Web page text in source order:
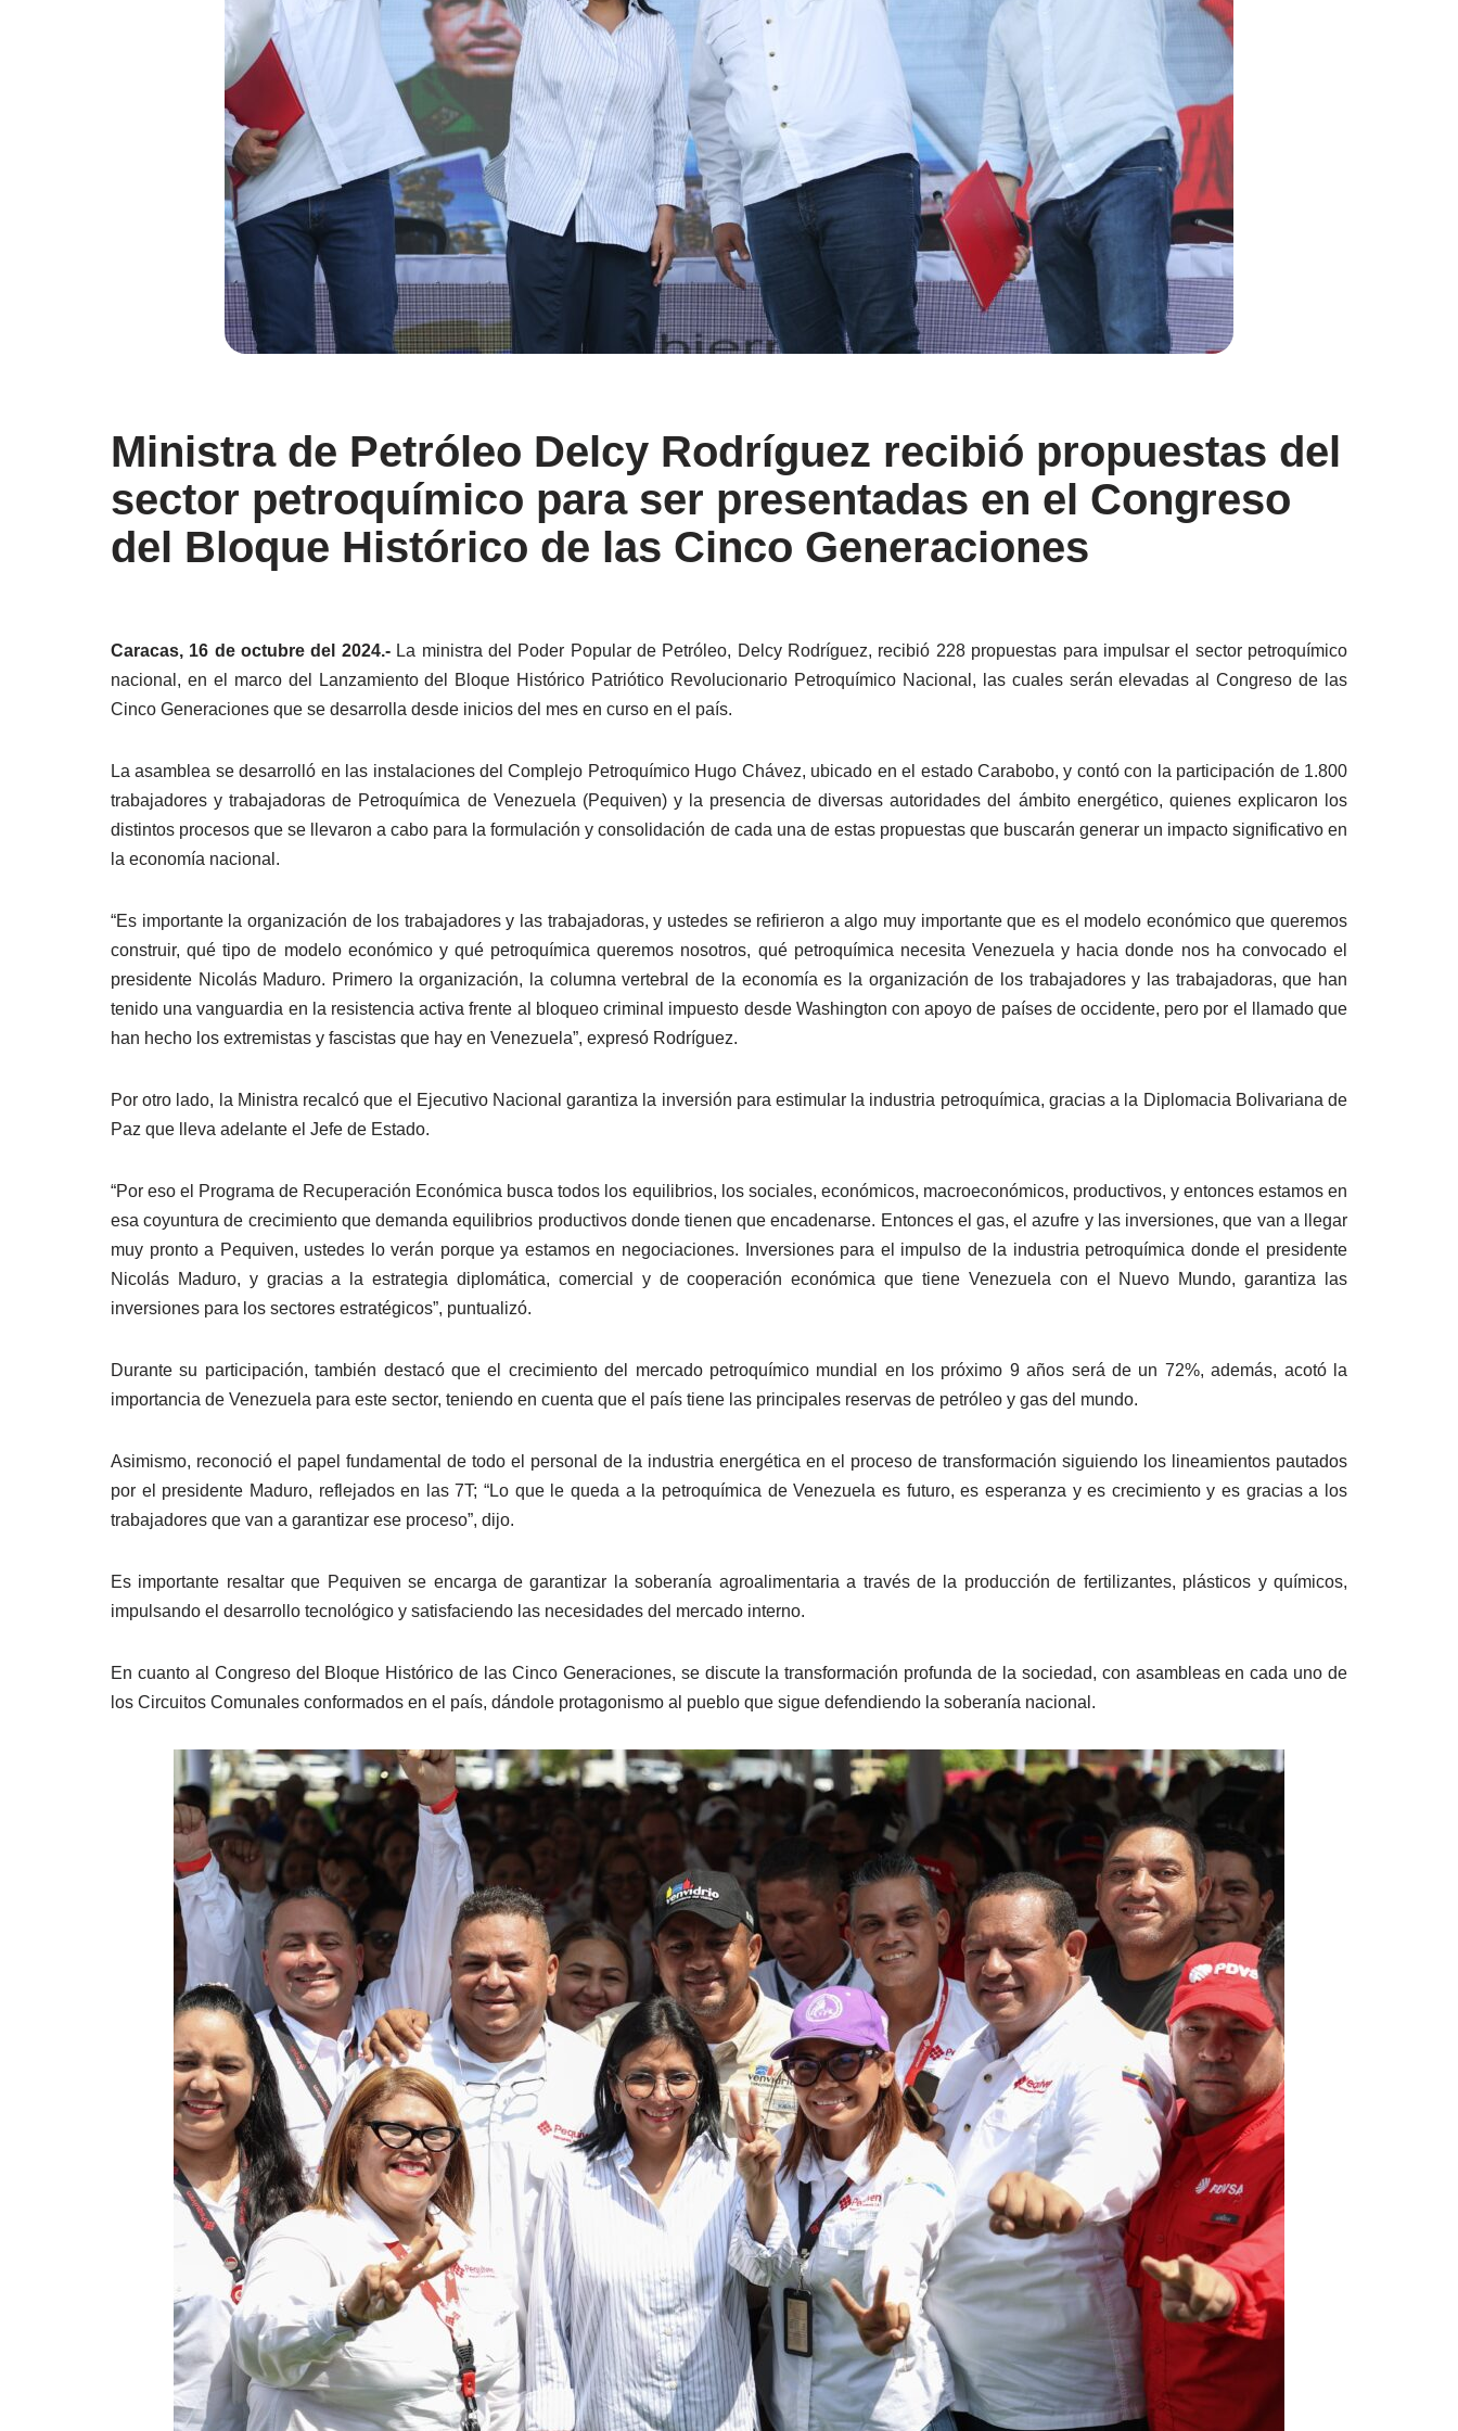
Ministra de Petróleo Delcy Rodríguez recibió propuestas del
sector petroquímico para ser presentadas en el Congreso
del Bloque Histórico de las Cinco Generaciones
Caracas, 16 de octubre del 2024.-La ministra del Poder Popular de Petróleo, Delcy Rodríguez, recibió 228 propuestas para impulsar el sector petroquímico
nacional, en el marco del Lanzamiento del Bloque Histórico Patriótico Revolucionario Petroquímico Nacional, las cuales serán elevadas al Congreso de las
Cinco Generaciones que se desarrolla desde inicios del mes en curso en el país.
La asamblea se desarrolló en las instalaciones del Complejo Petroquímico Hugo Chávez, ubicado en el estado Carabobo, y contó con la participación de 1.800
trabajadores y trabajadoras de Petroquímica de Venezuela (Pequiven) y la presencia de diversas autoridades del ámbito energético, quienes explicaron los
distintos procesos que se llevaron a cabo para la formulación y consolidación de cada una de estas propuestas que buscarán generar un impacto significativo en
la economía nacional.
“Es importante la organización de los trabajadores y las trabajadoras, y ustedes se refirieron a algo muy importante que es el modelo económico que queremos
construir, qué tipo de modelo económico y qué petroquímica queremos nosotros, qué petroquímica necesita Venezuela y hacia donde nos ha convocado el
presidente Nicolás Maduro. Primero la organización, la columna vertebral de la economía es la organización de los trabajadores y las trabajadoras, que han
tenido una vanguardia en la resistencia activa frente al bloqueo criminal impuesto desde Washington con apoyo de países de occidente, pero por el llamado que
han hecho los extremistas y fascistas que hay en Venezuela”, expresó Rodríguez.
Por otro lado, la Ministra recalcó que el Ejecutivo Nacional garantiza la inversión para estimular la industria petroquímica, gracias a la Diplomacia Bolivariana de
Paz que lleva adelante el Jefe de Estado.
“Por eso el Programa de Recuperación Económica busca todos los equilibrios, los sociales, económicos, macroeconómicos, productivos, y entonces estamos en
esa coyuntura de crecimiento que demanda equilibrios productivos donde tienen que encadenarse. Entonces el gas, el azufre y las inversiones, que van a llegar
muy pronto a Pequiven, ustedes lo verán porque ya estamos en negociaciones. Inversiones para el impulso de la industria petroquímica donde el presidente
Nicolás Maduro, y gracias a la estrategia diplomática, comercial y de cooperación económica que tiene Venezuela con el Nuevo Mundo, garantiza las
inversiones para los sectores estratégicos”, puntualizó.
Durante su participación, también destacó que el crecimiento del mercado petroquímico mundial en los próximo 9 años será de un 72%, además, acotó la
importancia de Venezuela para este sector, teniendo en cuenta que el país tiene las principales reservas de petróleo y gas del mundo.
Asimismo, reconoció el papel fundamental de todo el personal de la industria energética en el proceso de transformación siguiendo los lineamientos pautados
por el presidente Maduro, reflejados en las 7T; “Lo que le queda a la petroquímica de Venezuela es futuro, es esperanza y es crecimiento y es gracias a los
trabajadores que van a garantizar ese proceso”, dijo.
Es importante resaltar que Pequiven se encarga de garantizar la soberanía agroalimentaria a través de la producción de fertilizantes, plásticos y químicos,
impulsando el desarrollo tecnológico y satisfaciendo las necesidades del mercado interno.
En cuanto al Congreso del Bloque Histórico de las Cinco Generaciones, se discute la transformación profunda de la sociedad, con asambleas en cada uno de
los Circuitos Comunales conformados en el país, dándole protagonismo al pueblo que sigue defendiendo la soberanía nacional.